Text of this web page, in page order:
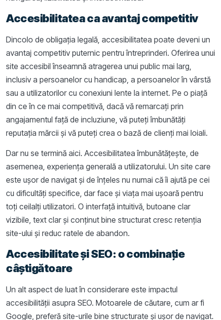
Accesibilitatea ca avantaj competitiv
Dincolo de obligația legală, accesibilitatea poate deveni un
avantaj competitiv puternic pentru întreprinderi. Oferirea unui
site accesibil înseamnă atragerea unui public mai larg,
inclusiv a persoanelor cu handicap, a persoanelor în vârstă
sau a utilizatorilor cu conexiuni lente la internet. Pe o piață
din ce în ce mai competitivă, dacă vă remarcați prin
angajamentul față de incluziune, vă puteți îmbunătăți
reputația mărcii și vă puteți crea o bază de clienți mai loiali.
Dar nu se termină aici. Accesibilitatea îmbunătățește, de
asemenea, experiența generală a utilizatorului. Un site care
este ușor de navigat și de înțeles nu numai că îi ajută pe cei
cu dificultăți specifice, dar face și viața mai ușoară pentru
toți ceilalți utilizatori. O interfață intuitivă, butoane clar
vizibile, text clar și conținut bine structurat cresc retenția
site-ului și reduc ratele de abandon.
Accesibilitate și SEO: o combinație
câștigătoare
Un alt aspect de luat în considerare este impactul
accesibilității asupra SEO. Motoarele de căutare, cum ar fi
Google, preferă site-urile bine structurate și ușor de navigat.